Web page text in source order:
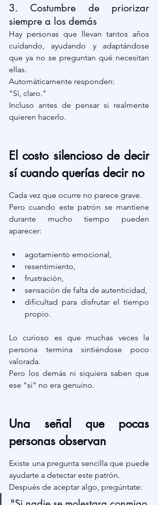
3. Costumbre de priorizar
siempre a los demás
Hay personas que llevan tantos años
cuidando, ayudando y adaptándose
que ya no se preguntan qué necesitan
ellas.
Automáticamente responden:
"Sí, claro."
Incluso antes de pensar si realmente
quieren hacerlo.
El costo silencioso de decir
sí cuando querías decir no
Cada vez que ocurre no parece grave.
Pero cuando este patrón se mantiene
durante mucho tiempo pueden
aparecer:
agotamiento emocional,
resentimiento,
frustración,
sensación de falta de autenticidad,
dificultad para disfrutar el tiempo
propio.
Lo curioso es que muchas veces la
persona termina sintiéndose poco
valorada.
Pero los demás ni siquiera saben que
ese "sí" no era genuino.
Una señal que pocas
personas observan
Existe una pregunta sencilla que puede
ayudarte a detectar este patrón.
Después de aceptar algo, pregúntate: